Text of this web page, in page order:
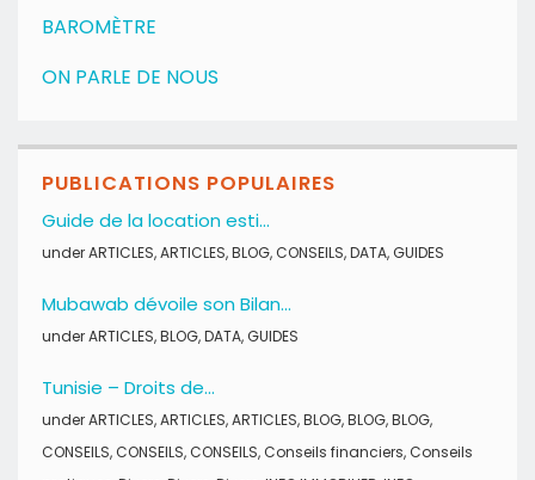
BAROMÈTRE
ON PARLE DE NOUS
PUBLICATIONS POPULAIRES
Guide de la location esti...
underARTICLES,ARTICLES,BLOG,CONSEILS,DATA,GUIDES
Mubawab dévoile son Bilan...
underARTICLES,BLOG,DATA,GUIDES
Tunisie – Droits de...
underARTICLES,ARTICLES,ARTICLES,BLOG,BLOG,BLOG,
CONSEILS,CONSEILS,CONSEILS,Conseils financiers,Conseils